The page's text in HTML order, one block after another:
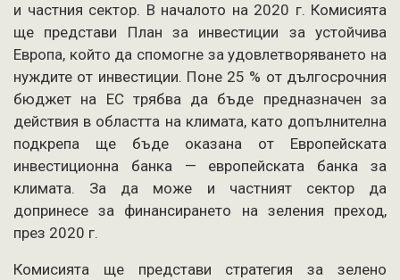
и частния сектор. В началото на 2020 г. Комисията
ще представи План за инвестиции за устойчива
Европа, който да спомогне за удовлетворяването на
нуждите от инвестиции. Поне 25 % от дългосрочния
бюджет на ЕС трябва да бъде предназначен за
действия в областта на климата, като допълнителна
подкрепа ще бъде оказана от Европейската
инвестиционна банка — европейската банка за
климата. За да може и частният сектор да
допринесе за финансирането на зеления преход,
през 2020 г.
Комисията ще представи стратегия за зелено